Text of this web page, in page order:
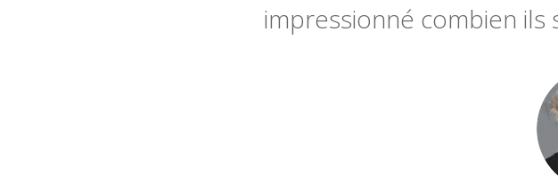
impressionné combien